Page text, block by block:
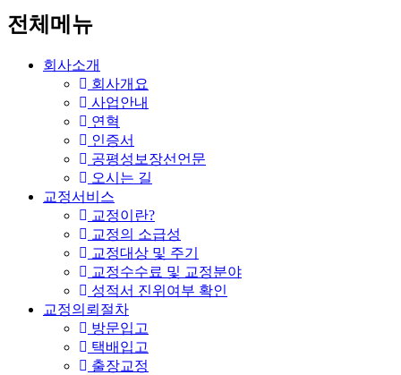
전체메뉴
회사소개
회사개요
사업안내
연혁
인증서
공평성보장선언문
오시는 길
교정서비스
교정이란?
교정의 소급성
교정대상 및 주기
교정수수료 및 교정분야
성적서 진위여부 확인
교정의뢰절차
방문입고
택배입고
출장교정